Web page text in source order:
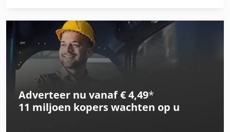
International 3688
International 433
International 453
International 533
International 553
Adverteer nu vanaf € 4,49*
11 miljoen koperswachten op u